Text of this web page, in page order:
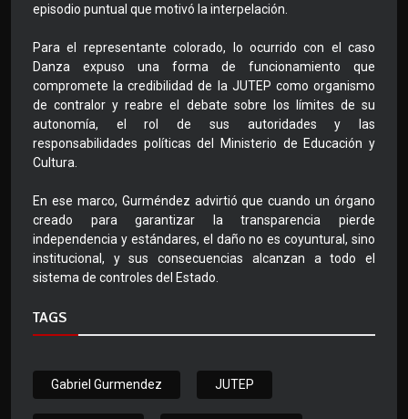
episodio puntual que motivó la interpelación.
Para el representante colorado, lo ocurrido con el caso
Danza expuso una forma de funcionamiento que
compromete la credibilidad de la JUTEP como organismo
de contralor y reabre el debate sobre los límites de su
autonomía, el rol de sus autoridades y las
responsabilidades políticas del Ministerio de Educación y
Cultura.
En ese marco, Gurméndez advirtió que cuando un órgano
creado para garantizar la transparencia pierde
independencia y estándares, el daño no es coyuntural, sino
institucional, y sus consecuencias alcanzan a todo el
sistema de controles del Estado.
TAGS
Gabriel Gurmendez JUTEP